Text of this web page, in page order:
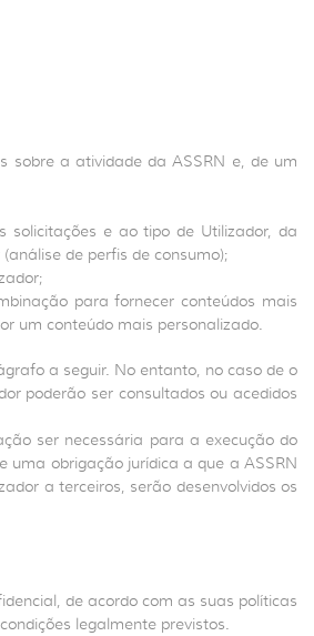
sobre a atividade da ASSRN e, de um
solicitações e ao tipo de Utilizador, da
de perfis de consumo);
para fornecer conteúdos mais
um conteúdo mais personalizado.
a seguir. No entanto, no caso de o
poderão ser consultados ou acedidos
ser necessária para a execução do
uma obrigação jurídica a que a ASSRN
a terceiros, serão desenvolvidos os
de acordo com as suas políticas
legalmente previstos.